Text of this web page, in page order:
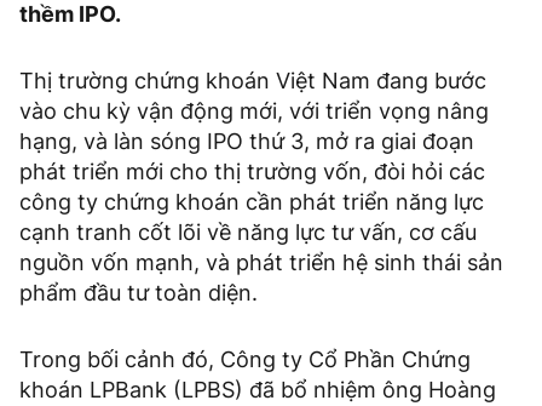
thềm IPO.
Thị trường chứng khoán Việt Nam đang bước
vào chu kỳ vận động mới, với triển vọng nâng
hạng, và làn sóng IPO thứ 3, mở ra giai đoạn
phát triển mới cho thị trường vốn, đòi hỏi các
công ty chứng khoán cần phát triển năng lực
cạnh tranh cốt lõi về năng lực tư vấn, cơ cấu
nguồn vốn mạnh, và phát triển hệ sinh thái sản
phẩm đầu tư toàn diện.
Trong bối cảnh đó, Công ty Cổ Phần Chứng
khoán LPBank (LPBS) đã bổ nhiệm ông Hoàng